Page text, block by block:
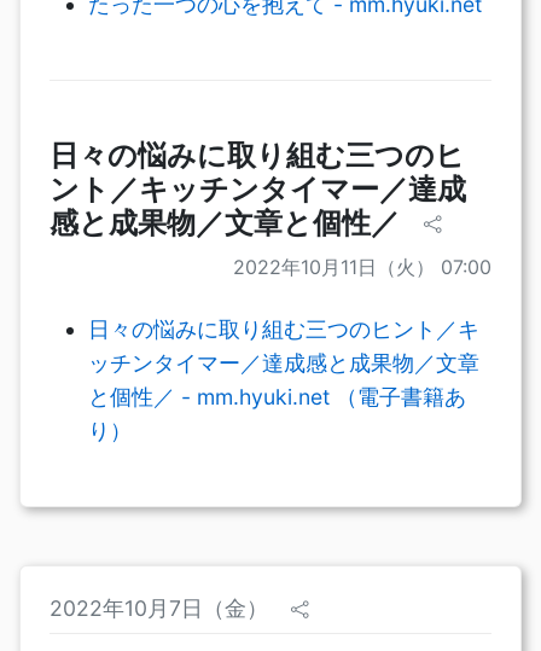
日々の悩みに取り組む三つのヒ
ント／キッチンタイマー／達成
感と成果物／文章と個性／
2022年10月11日（火） 07:00
日々の悩みに取り組む三つのヒント／キ
ッチンタイマー／達成感と成果物／文章
と個性／ - mm.hyuki.net （電子書籍あ
り）
2022年10月7日（金）